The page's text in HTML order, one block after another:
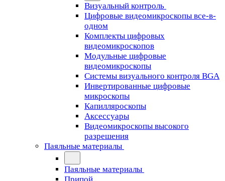
Визуальный контроль
Цифровые видеомикроскопы все-в-
одном
Комплекты цифровых
видеомикроскопов
Модульные цифровые
видеомикроскопы
Cистемы визуального контроля BGA
Инвертированные цифровые
микроскопы
Капилляроскопы
Аксессуары
Видеомикроскопы высокого
разрешения
Паяльные материалы
Паяльные материалы
Припой